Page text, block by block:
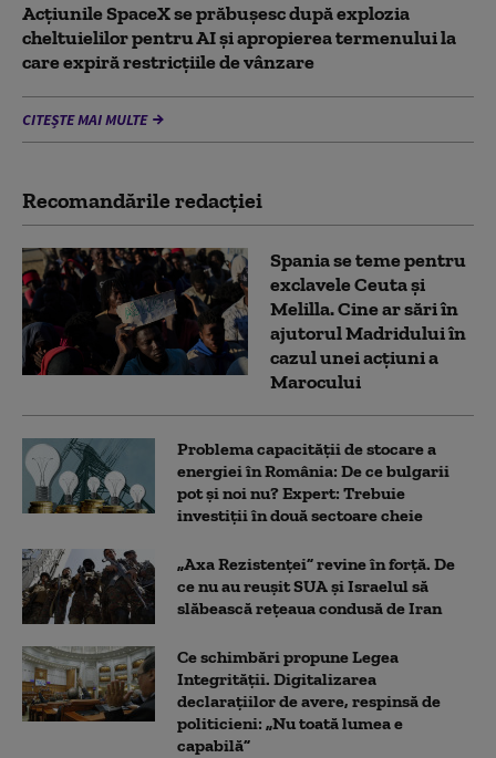
Acţiunile SpaceX se prăbuşesc după explozia
cheltuielilor pentru AI şi apropierea termenului la
care expiră restricţiile de vânzare
CITEȘTE MAI MULTE
Recomandările redacţiei
Spania se teme pentru
exclavele Ceuta și
Melilla. Cine ar sări în
ajutorul Madridului în
cazul unei acțiuni a
Marocului
Problema capacității de stocare a
energiei în România: De ce bulgarii
pot și noi nu? Expert: Trebuie
investiții în două sectoare cheie
„Axa Rezistenței” revine în forță. De
ce nu au reușit SUA și Israelul să
slăbească rețeaua condusă de Iran
Ce schimbări propune Legea
Integrității. Digitalizarea
declarațiilor de avere, respinsă de
politicieni: „Nu toată lumea e
capabilă”